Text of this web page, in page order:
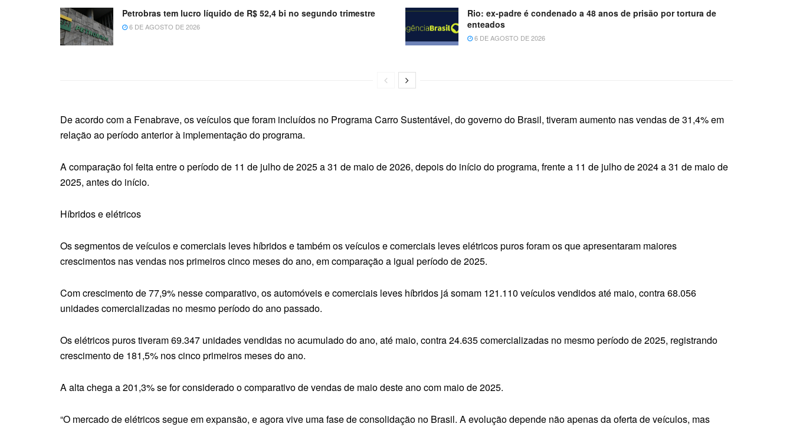
Petrobras tem lucro líquido de R$ 52,4 bi no segundo trimestre
6 DE AGOSTO DE 2026
Rio: ex-padre é condenado a 48 anos de prisão por tortura de
enteados
6 DE AGOSTO DE 2026
De acordo com a Fenabrave, os veículos que foram incluídos no Programa Carro Sustentável, do governo do Brasil, tiveram aumento nas vendas de 31,4% em
relação ao período anterior à implementação do programa.
A comparação foi feita entre o período de 11 de julho de 2025 a 31 de maio de 2026, depois do início do programa, frente a 11 de julho de 2024 a 31 de maio de
2025, antes do início.
Híbridos e elétricos
Os segmentos de veículos e comerciais leves híbridos e também os veículos e comerciais leves elétricos puros foram os que apresentaram maiores
crescimentos nas vendas nos primeiros cinco meses do ano, em comparação a igual período de 2025.
Com crescimento de 77,9% nesse comparativo, os automóveis e comerciais leves híbridos já somam 121.110 veículos vendidos até maio, contra 68.056
unidades comercializadas no mesmo período do ano passado.
Os elétricos puros tiveram 69.347 unidades vendidas no acumulado do ano, até maio, contra 24.635 comercializadas no mesmo período de 2025, registrando
crescimento de 181,5% nos cinco primeiros meses do ano.
A alta chega a 201,3% se for considerado o comparativo de vendas de maio deste ano com maio de 2025.
“O mercado de elétricos segue em expansão, e agora vive uma fase de consolidação no Brasil. A evolução depende não apenas da oferta de veículos, mas